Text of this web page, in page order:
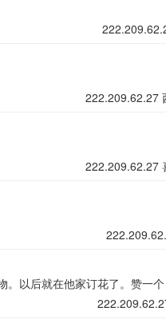
222.209.62.27
222.209.62.27
以后就在他家订花了。赞一个